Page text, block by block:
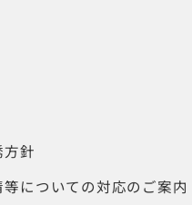
針
についての対応のご案内